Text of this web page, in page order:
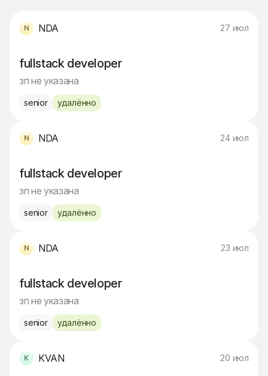
NDA 27 июл
fullstack developer
зп не указана
senior удалённо
NDA 24 июл
fullstack developer
зп не указана
senior удалённо
NDA 23 июл
fullstack developer
зп не указана
senior удалённо
KVAN 20 июл